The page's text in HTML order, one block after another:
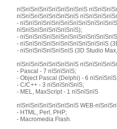
пїЅпїЅпїЅпїЅпїЅпїЅпїЅпїЅ
пїЅпїЅпїЅпїЅпїЅпїЅпїЅ
-
пїЅпїЅпїЅпїЅпїЅпїЅпїЅ);
-
- пїЅпїЅпїЅпїЅпїЅпїЅпїЅпїЅпїЅпїЅ
- пїЅпїЅпїЅпїЅпїЅпїЅ (3D Studio
пїЅпїЅпїЅпїЅпїЅпїЅпїЅ
- Pascal - 7 пїЅпїЅпїЅ;
- Object Pascal (Delphi) - 6
- C/C++ - 3 пїЅпїЅпїЅпїЅ;
- MEL, MaxScript - 1 пїЅпїЅпїЅ
пїЅпїЅпїЅпїЅпїЅпїЅпїЅ WEB-
- HTML, Perl, PHP;
- Macromedia Flash.